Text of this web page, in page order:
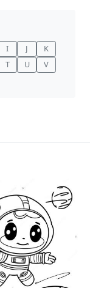
I J
K
T U
V